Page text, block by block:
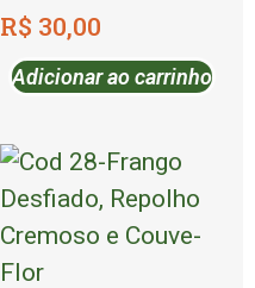
R$ 30,00
Adicionar ao carrinho